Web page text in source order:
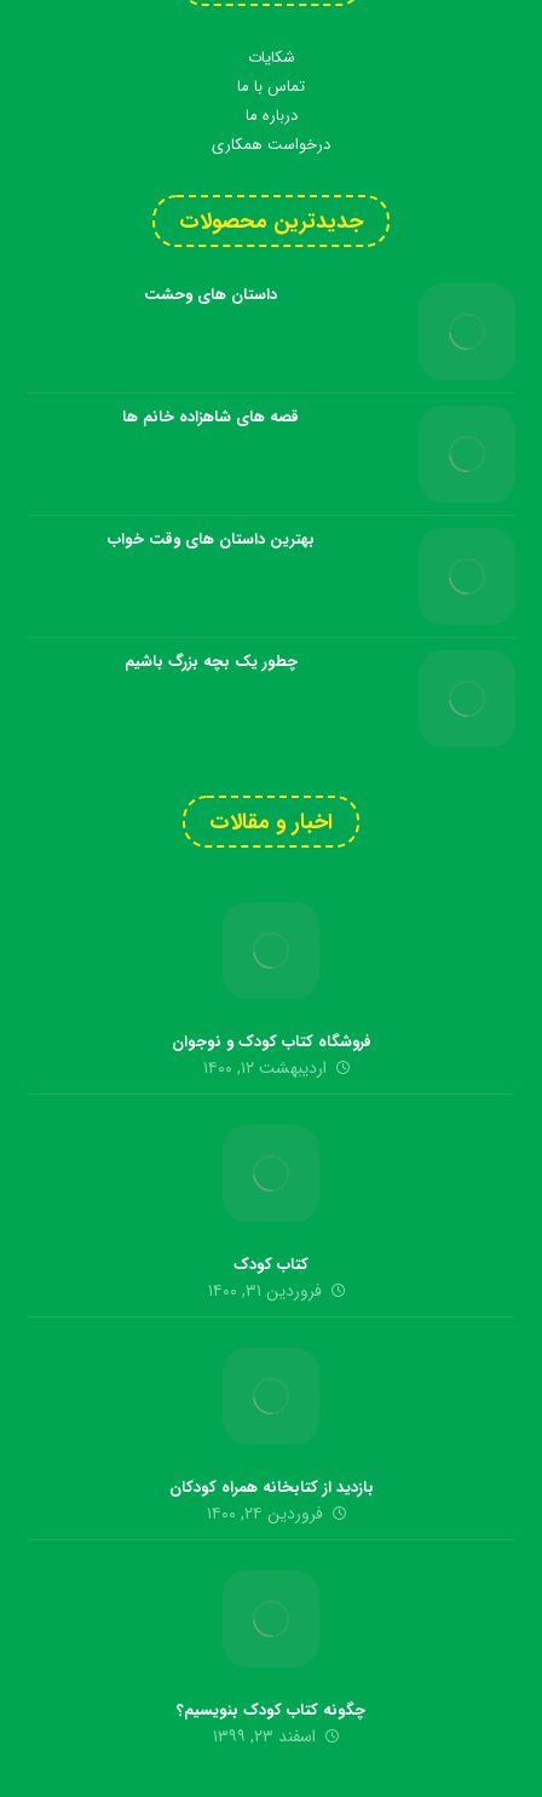
شکایات
تماس با ما
درباره ما
درخواست همکاری
جدیدترین محصولات
داستان های وحشت
قصه های شاهزاده خانم ها
بهترین داستان های وقت خواب
چطور یک بچه بزرگ باشیم
اخبار و مقالات
فروشگاه کتاب کودک و نوجوان
اردیبهشت ۱۲, ۱۴۰۰
کتاب کودک
فروردین ۳۱, ۱۴۰۰
بازدید از کتابخانه همراه کودکان
فروردین ۲۴, ۱۴۰۰
چگونه کتاب کودک بنویسیم؟
اسفند ۲۳, ۱۳۹۹